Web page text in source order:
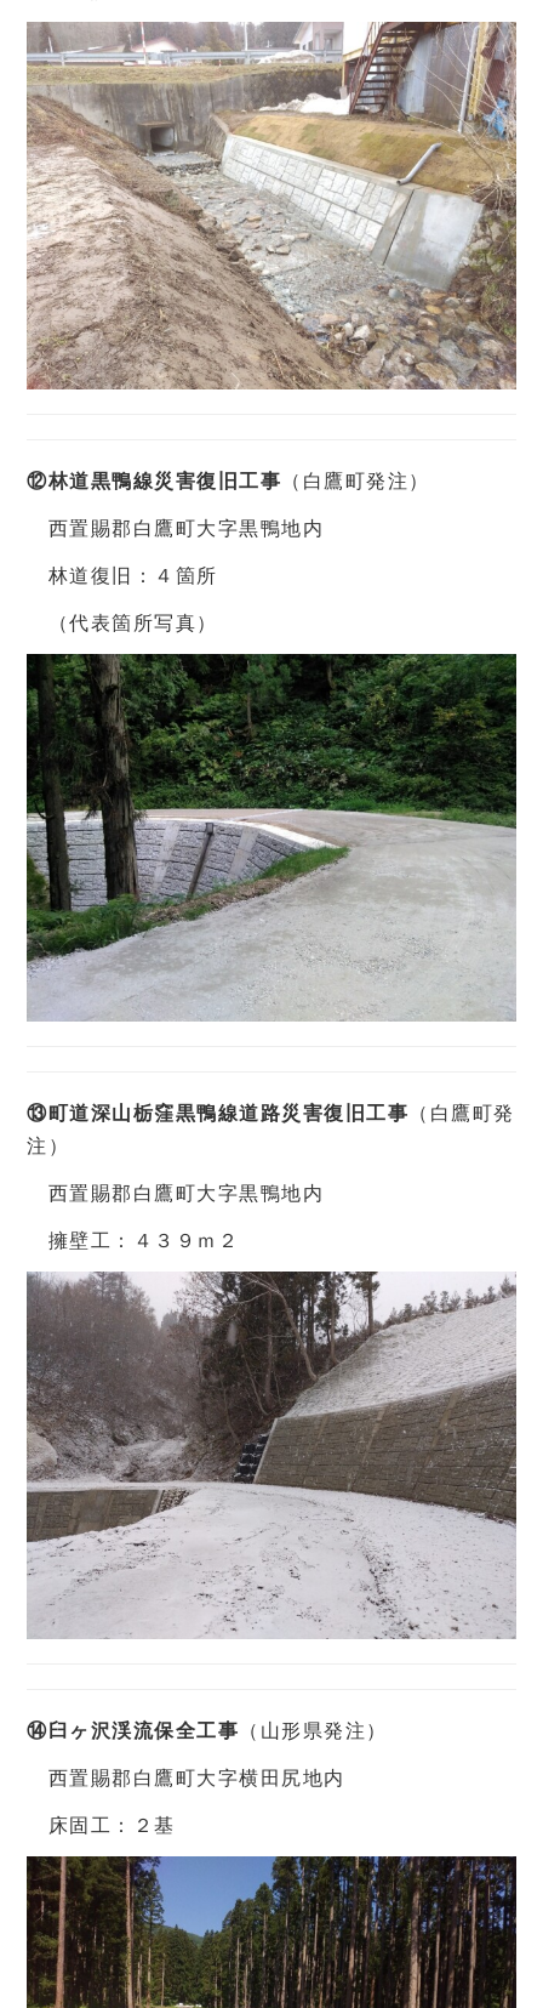
⑫林道黒鴨線災害復旧工事 （白鷹町発注）
西置賜郡白鷹町大字黒鴨地内
林道復旧：４箇所
（代表箇所写真）
⑬町道深山栃窪黒鴨線道路災害復旧工事 （白鷹町発
注）
西置賜郡白鷹町大字黒鴨地内
擁壁工：４３９ｍ２
⑭臼ヶ沢渓流保全工事 （山形県発注）
西置賜郡白鷹町大字横田尻地内
床固工：２基